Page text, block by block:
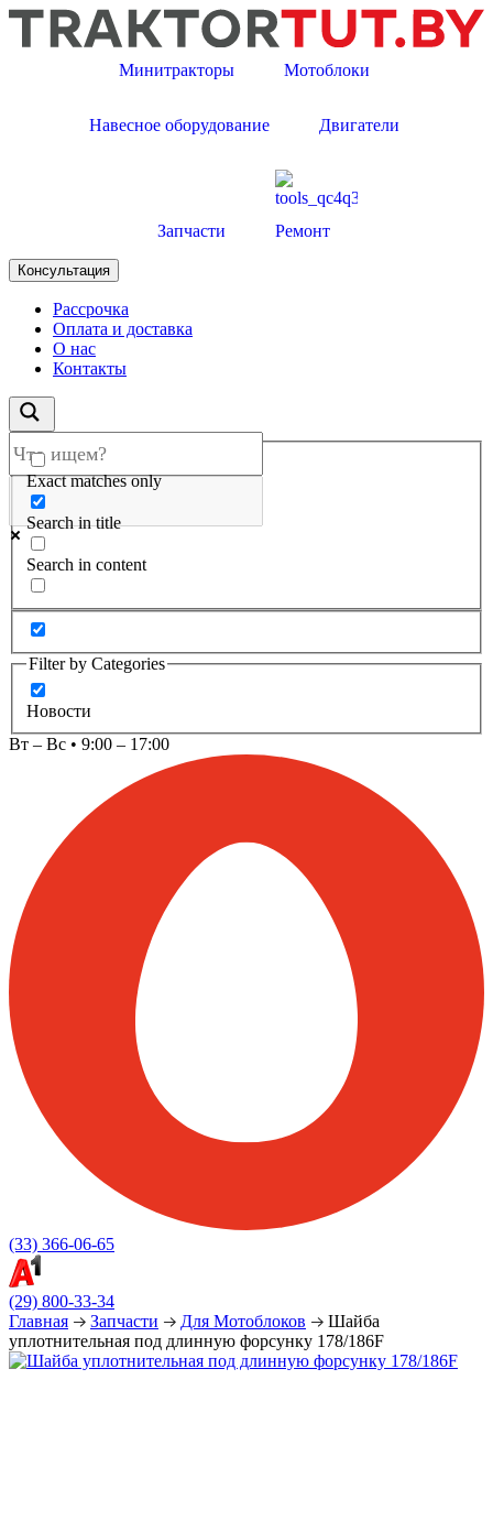
Минитракторы Мотоблоки
Навесное оборудование Двигатели
Запчасти Ремонт
Консультация
Рассрочка
Оплата и доставка
О нас
Контакты
Exact matches only
Search in title
Search in content
Filter by Categories
Новости
Вт – Вс • 9:00 – 17:00
(33) 366-06-65
(29) 800-33-34
Главная
Запчасти Для Мотоблоков
Шайба
уплотнительная под длинную форсунку 178/186F